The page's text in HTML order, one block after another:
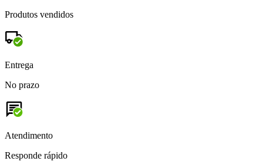
Produtos vendidos
Entrega
No prazo
Atendimento
Responde rápido